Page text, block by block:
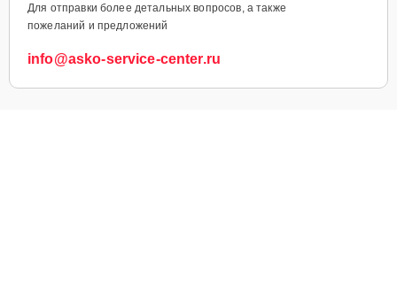
Для отправки более детальных вопросов, а также
пожеланий и предложений
info@asko-service-center.ru